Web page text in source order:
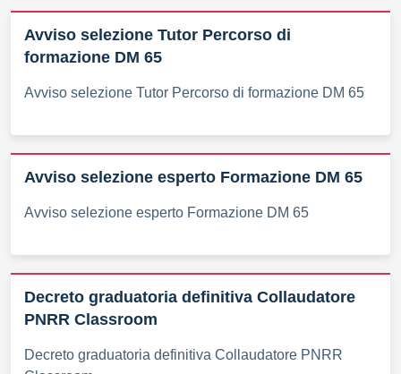
Avviso selezione Tutor Percorso di
formazione DM 65
Avviso selezione Tutor Percorso di formazione DM 65
Avviso selezione esperto Formazione DM 65
Avviso selezione esperto Formazione DM 65
Decreto graduatoria definitiva Collaudatore
PNRR Classroom
Decreto graduatoria definitiva Collaudatore PNRR